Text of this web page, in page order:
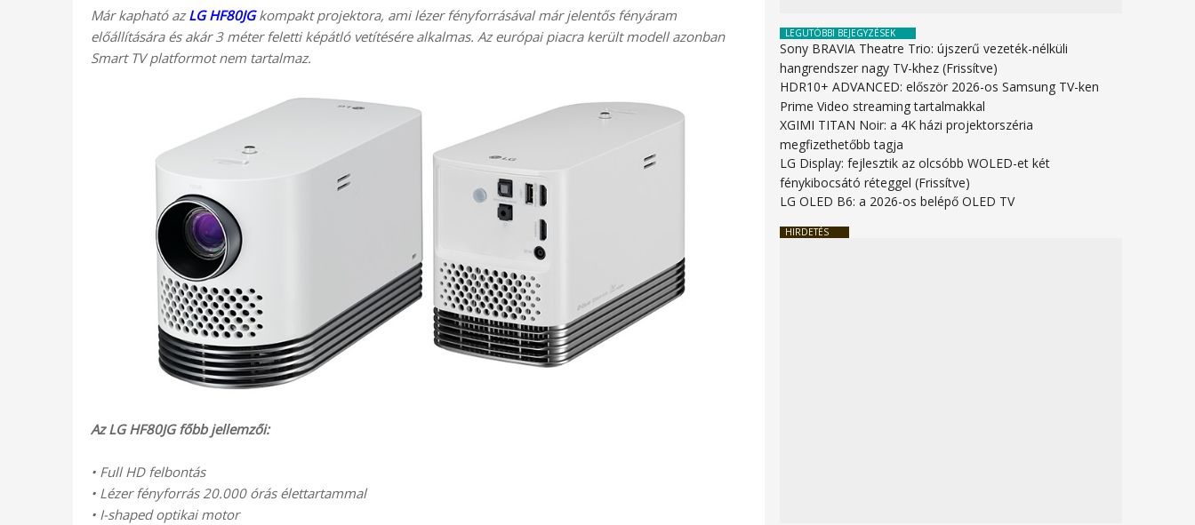
Már kapható azLG HF80JGkompakt projektora, ami lézer fényforrásával már jelentős fényáram
előállítására és akár 3 méter feletti képátló vetítésére alkalmas. Az európai piacra került modell azonban
Smart TV platformot nem tartalmaz.
Az LG HF80JG főbb jellemzői:
• Full HD felbontás
• Lézer fényforrás 20.000 órás élettartammal
• I-shaped optikai motor
LEGUTÓBBI BEJEGYZÉSEK
Sony BRAVIA Theatre Trio: újszerű vezeték-nélküli
hangrendszer nagy TV-khez (Frissítve)
HDR10+ ADVANCED: először 2026-os Samsung TV-ken
Prime Video streaming tartalmakkal
XGIMI TITAN Noir: a 4K házi projektorszéria
megfizethetőbb tagja
LG Display: fejlesztik az olcsóbb WOLED-et két
fénykibocsátó réteggel (Frissítve)
LG OLED B6: a 2026-os belépő OLED TV
HIRDETÉS